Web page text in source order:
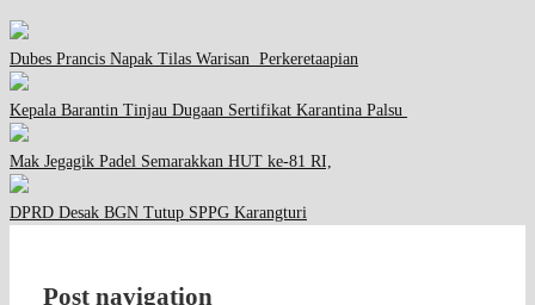
Dubes Prancis Napak Tilas Warisan Perkeretaapian
Kepala Barantin Tinjau Dugaan Sertifikat Karantina Palsu
Mak Jegagik Padel Semarakkan HUT ke-81 RI,
DPRD Desak BGN Tutup SPPG Karangturi
Post navigation